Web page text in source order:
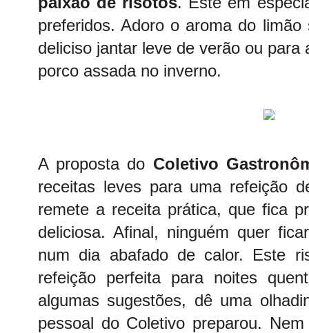
preferidos. Adoro o aroma do
deliciso jantar leve de verão ou para
porco assada no inverno.
A proposta do Coletivo
receitas leves para uma refeição
remete a receita prática, que fica
deliciosa. Afinal, ninguém quer
num dia abafado de calor. Este
refeição perfeita para noites
algumas sugestões, dê uma
pessoal do Coletivo preparou.